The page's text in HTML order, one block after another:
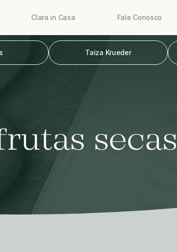
Clara in Casa Fale Conosco
Taiza Krueder
secas